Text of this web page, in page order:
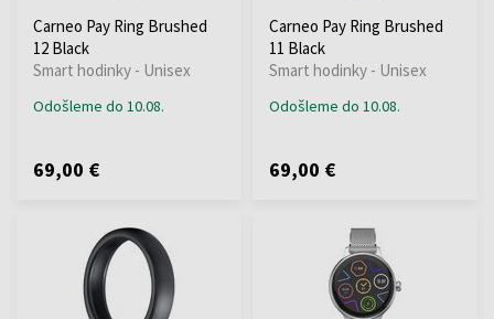
Carneo Pay Ring Brushed
12 Black
Smart hodinky - Unisex
Odošleme do 10.08.
69,00 €
Carneo Pay Ring Brushed
11 Black
Smart hodinky - Unisex
Odošleme do 10.08.
69,00 €